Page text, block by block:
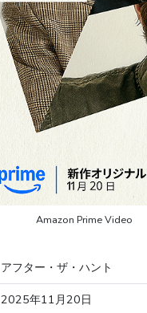
Amazon Prime Video
アフター・ザ・ハント
2025年11月20日